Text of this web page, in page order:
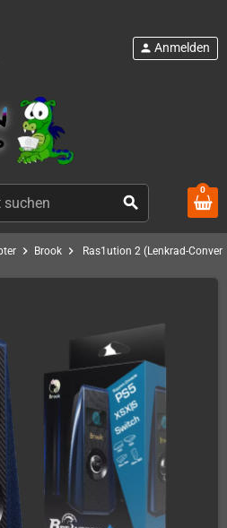
search
person Anmelden
0
chevron_right Brook chevron_right Ras1ution 2 (Lenkrad-